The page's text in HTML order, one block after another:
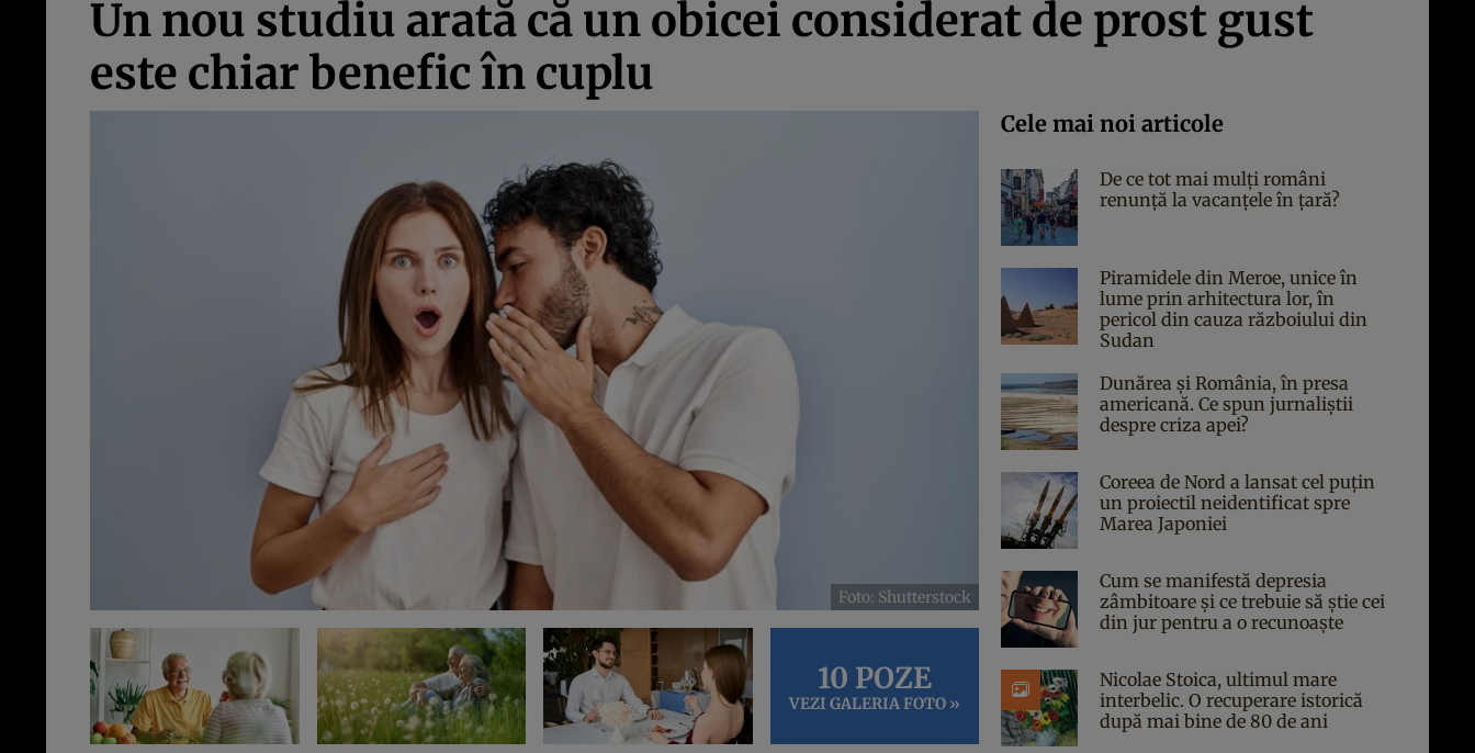
Un nou studiu arată că un obicei considerat de prost gust
este chiar benefic în cuplu
Foto: Shutterstock
10 POZE
VEZI GALERIA FOTO »
Cele mai noi articole
De ce tot mai mulți români
renunță la vacanțele în țară?
Piramidele din Meroe, unice în
lume prin arhitectura lor, în
pericol din cauza războiului din
Sudan
Dunărea și România, în presa
americană. Ce spun jurnaliștii
despre criza apei?
Coreea de Nord a lansat cel puțin
un proiectil neidentificat spre
Marea Japoniei
Cum se manifestă depresia
zâmbitoare și ce trebuie să știe cei
din jur pentru a o recunoaște
Nicolae Stoica, ultimul mare
interbelic. O recuperare istorică
după mai bine de 80 de ani